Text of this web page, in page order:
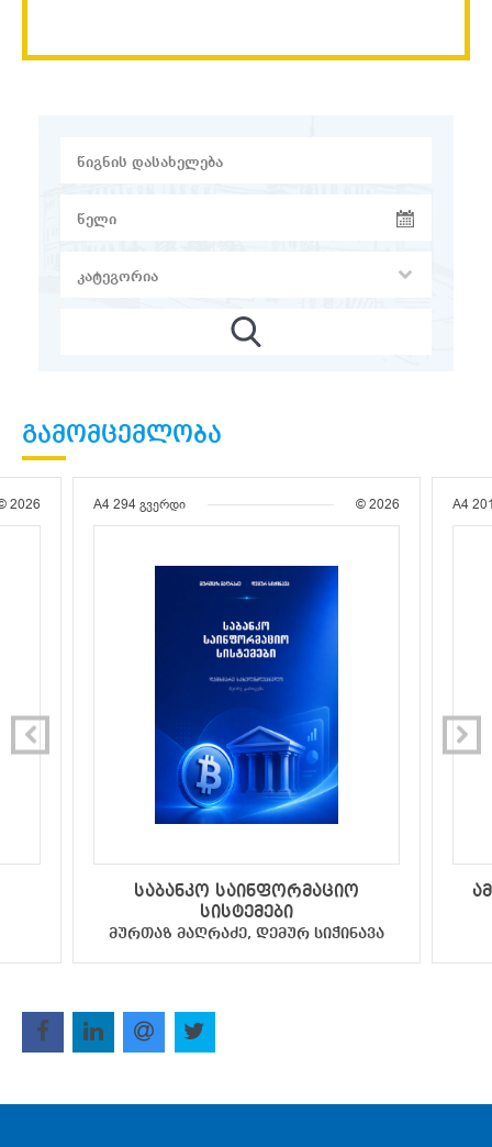
გამომცემლობის ისტორია
ᲒᲐᲛᲝᲛᲪᲔᲛᲚᲝᲑᲐ
2026 A4 294 გვერდი © 2026
საბანკო საინფორმაციო
სისტემები
მურთაზ მაღრაძე, დემურ სიჭინავა
A4